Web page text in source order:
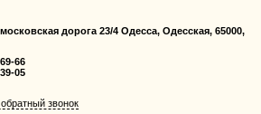
дорога 23/4 Одесса, Одесская, 65000,
66
05
звонок